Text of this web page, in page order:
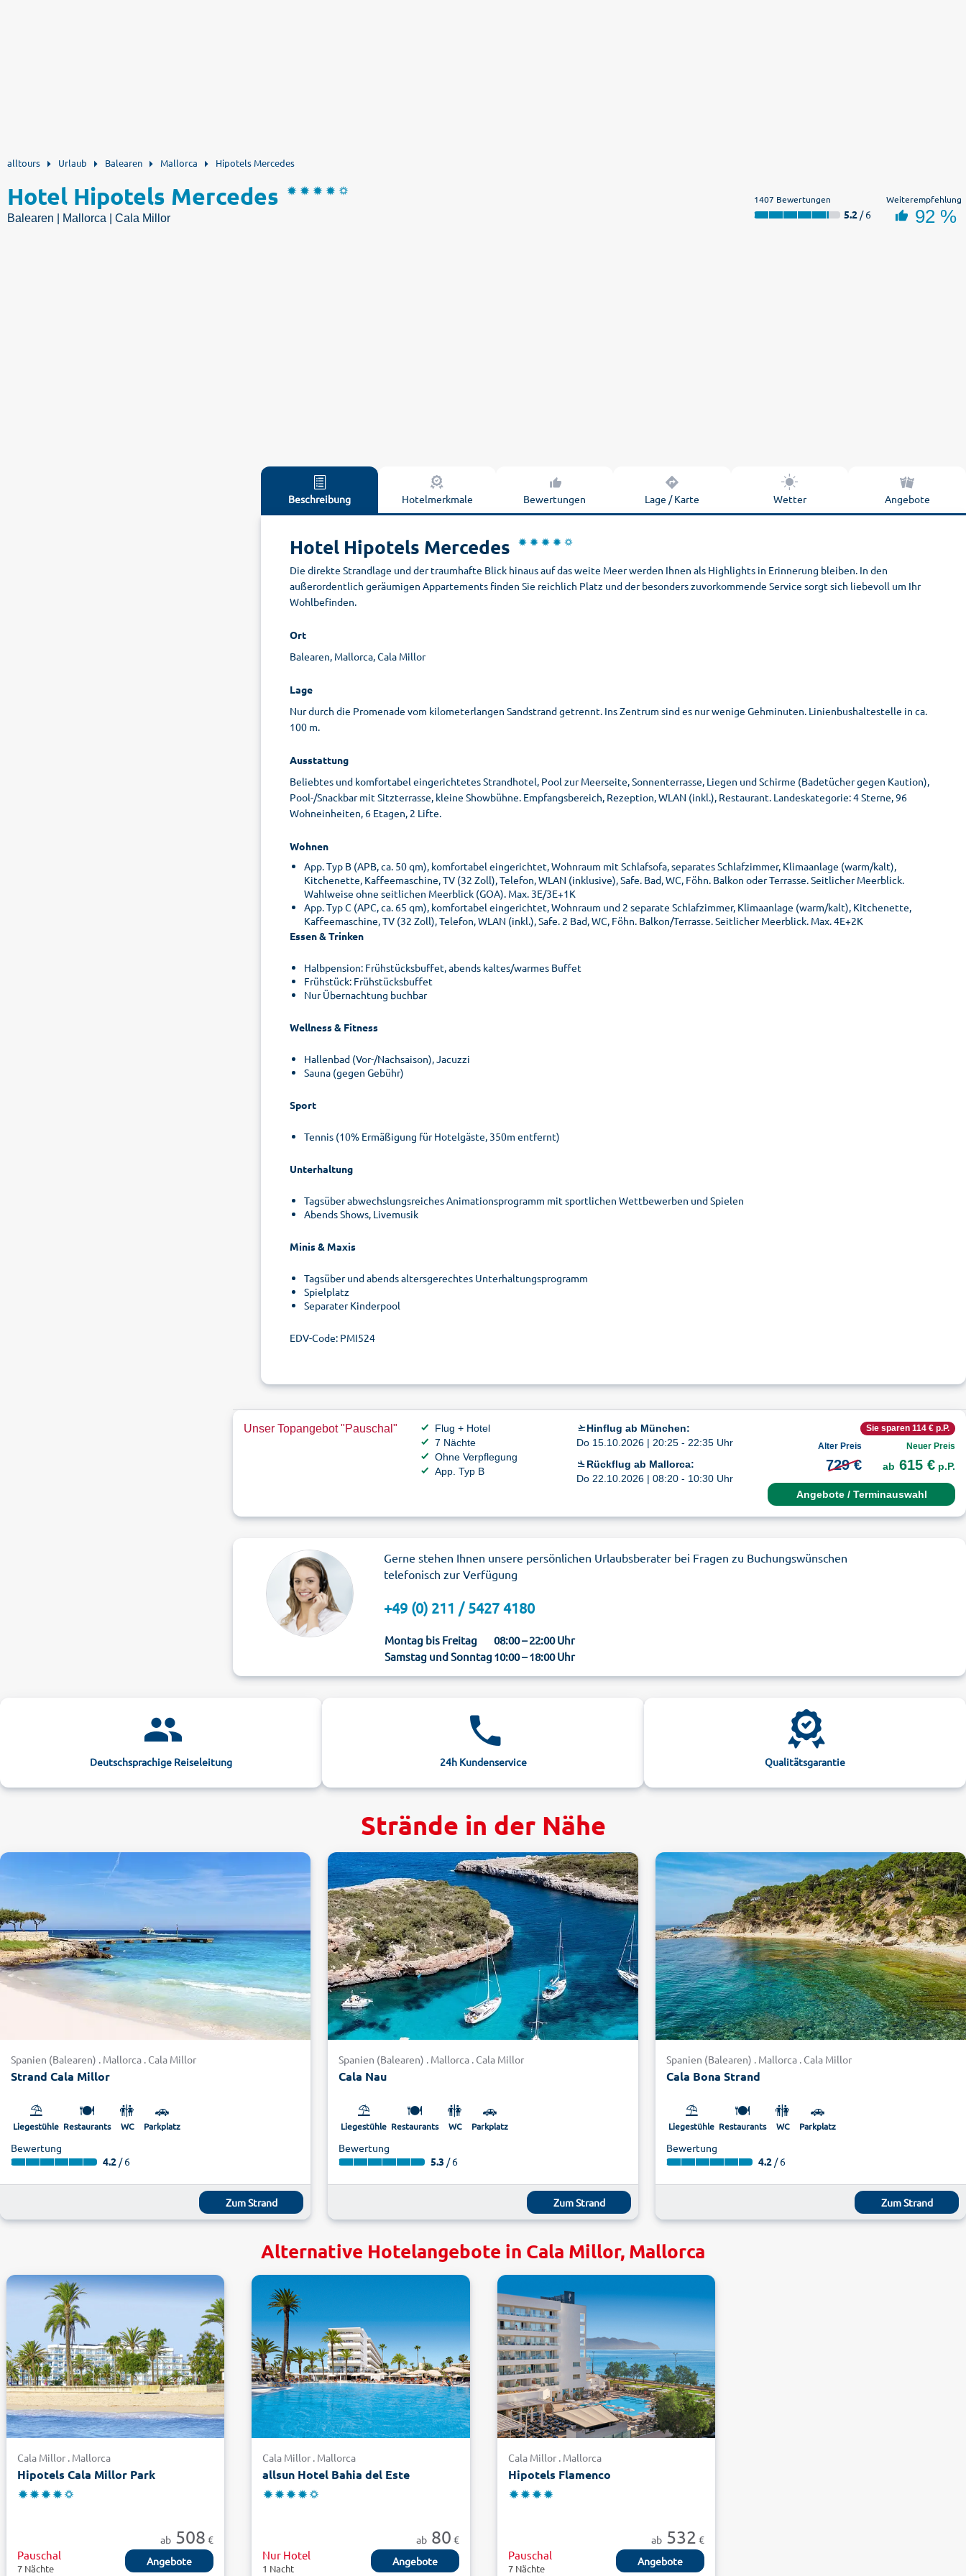
alltours Urlaub Balearen Mallorca Hipotels Mercedes
Hotel Hipotels Mercedes
Balearen | Mallorca | Cala Millor
1407 Bewertungen
5.2 / 6
Weiterempfehlung
92 %
Beschreibung Hotelmerkmale Bewertungen Lage / Karte Wetter Angebote
Hotel Hipotels Mercedes
Die direkte Strandlage und der traumhafte Blick hinaus auf das weite Meer werden Ihnen als Highlights in Erinnerung bleiben. In den
außerordentlich geräumigen Appartements finden Sie reichlich Platz und der besonders zuvorkommende Service sorgt sich liebevoll um Ihr
Wohlbefinden.
Ort
Balearen, Mallorca, Cala Millor
Lage
Nur durch die Promenade vom kilometerlangen Sandstrand getrennt. Ins Zentrum sind es nur wenige Gehminuten. Linienbushaltestelle in ca.
100 m.
Ausstattung
Beliebtes und komfortabel eingerichtetes Strandhotel, Pool zur Meerseite, Sonnenterrasse, Liegen und Schirme (Badetücher gegen Kaution),
Pool-/Snackbar mit Sitzterrasse, kleine Showbühne. Empfangsbereich, Rezeption, WLAN (inkl.), Restaurant. Landeskategorie: 4 Sterne, 96
Wohneinheiten, 6 Etagen, 2 Lifte.
Wohnen
App. Typ B (APB, ca. 50 qm), komfortabel eingerichtet, Wohnraum mit Schlafsofa, separates Schlafzimmer, Klimaanlage (warm/kalt),
Kitchenette, Kaffeemaschine, TV (32 Zoll), Telefon, WLAN (inklusive), Safe. Bad, WC, Föhn. Balkon oder Terrasse. Seitlicher Meerblick.
Wahlweise ohne seitlichen Meerblick (GOA). Max. 3E/3E+1K
App. Typ C (APC, ca. 65 qm), komfortabel eingerichtet, Wohnraum und 2 separate Schlafzimmer, Klimaanlage (warm/kalt), Kitchenette,
Kaffeemaschine, TV (32 Zoll), Telefon, WLAN (inkl.), Safe. 2 Bad, WC, Föhn. Balkon/Terrasse. Seitlicher Meerblick. Max. 4E+2K
Essen & Trinken
Halbpension: Frühstücksbuffet, abends kaltes/warmes Buffet
Frühstück: Frühstücksbuffet
Nur Übernachtung buchbar
Wellness & Fitness
Hallenbad (Vor-/Nachsaison), Jacuzzi
Sauna (gegen Gebühr)
Sport
Tennis (10% Ermäßigung für Hotelgäste, 350m entfernt)
Unterhaltung
Tagsüber abwechslungsreiches Animationsprogramm mit sportlichen Wettbewerben und Spielen
Abends Shows, Livemusik
Minis & Maxis
Tagsüber und abends altersgerechtes Unterhaltungsprogramm
Spielplatz
Separater Kinderpool
EDV-Code: PMI524
Unser Topangebot "Pauschal"
Flug + Hotel
7 Nächte
Ohne Verpflegung
App. Typ B
Hinflug ab München:
Do 15.10.2026 | 20:25 - 22:35 Uhr
Rückflug ab Mallorca:
Do 22.10.2026 | 08:20 - 10:30 Uhr
Sie sparen 114 € p.P.
Alter Preis
729 €
Neuer Preis
ab 615 € p.P.
Angebote / Terminauswahl
Gerne stehen Ihnen unsere persönlichen Urlaubsberater bei Fragen zu Buchungswünschen
telefonisch zur Verfügung
+49 (0) 211 / 5427 4180
Montag bis Freitag
08:00 – 22:00 Uhr
Samstag und Sonntag10:00 – 18:00 Uhr
Deutschsprachige Reiseleitung 24h Kundenservice Qualitätsgarantie
Strände in der Nähe
Spanien (Balearen) . Mallorca . Cala Millor
Strand Cala Millor
⛱️
Liegestühle
🍽️
Restaurants
🚻
WC
🚗
Parkplatz
Bewertung
4.2 / 6
Zum Strand
Spanien (Balearen) . Mallorca . Cala Millor
Cala Nau
⛱️
Liegestühle
🍽️
Restaurants
🚻
WC
🚗
Parkplatz
Bewertung
5.3 / 6
Zum Strand
Spanien (Balearen) . Mallorca . Cala Millor
Cala Bona Strand
⛱️
Liegestühle
🍽️
Restaurants
🚻
WC
🚗
Parkplatz
Bewertung
4.2 / 6
Zum Strand
Alternative Hotelangebote in Cala Millor, Mallorca
Cala Millor . Mallorca
Hipotels Cala Millor Park
ab 508 €
Pauschal
7 Nächte
Angebote
Cala Millor . Mallorca
allsun Hotel Bahia del Este
ab80 €
Nur Hotel
1 Nacht
Angebote
Cala Millor . Mallorca
Hipotels Flamenco
ab 532 €
Pauschal
7 Nächte
Angebote